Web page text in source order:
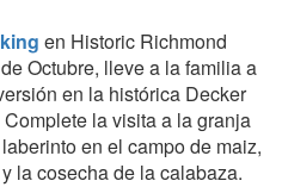
en Historic Richmond
Octubre, lleve a la familia a
en la histórica Decker
la visita a la granja
en el campo de maiz,
la cosecha de la calabaza.